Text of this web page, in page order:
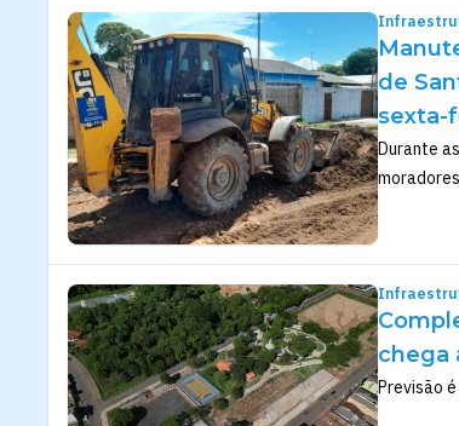
de
sexta-
Durante
chega
Previsão